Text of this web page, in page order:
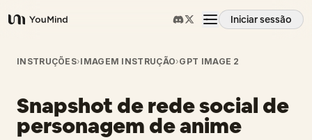
YouMind
Iniciar sessão
Visão geral
Casos de uso
INSTRUÇÕES›IMAGEM INSTRUÇÃO›GPT IMAGE 2
Snapshot de rede social de
personagem de anime